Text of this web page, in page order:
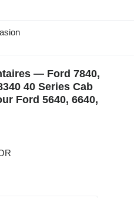
— Ford 7840,
40 Series Cab
Ford 5640, 6640,